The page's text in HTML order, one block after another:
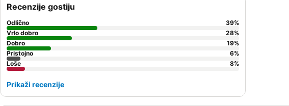
Recenzije gostiju
Odlično 39%
Vrlo dobro
28%
Dobro
19%
Pristojno
6%
Loše
8%
Prikaži recenzije